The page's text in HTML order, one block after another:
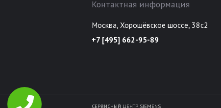
Контактная информация
Москва, Хорошёвское шоссе, 38с2
+7 [495] 662-95-89
СЕРВИСНЫЙ ЦЕНТР SIEMENS